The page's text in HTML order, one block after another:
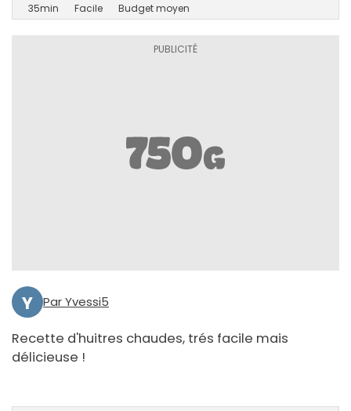
35min Facile Budget moyen
Y Par Yvessi5
Recette d'huitres chaudes, trés facile mais
délicieuse !